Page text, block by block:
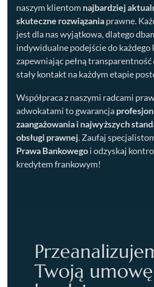
naszym klientom najbardziej
skuteczne rozwiązaniaprawne.
jest dla nas wyjątkowa, dlatego
indywidualne podejście do każdego
zapewniając pełną transparentność
stały kontakt na każdym etapie
Współpraca z naszymi radcami
adwokatami to gwarancja
zaangażowania i najwyższych
obsługi prawnej. Zaufaj
Prawa Bankowegoi odzyskaj
kredytem frankowym!
Twoją umowę